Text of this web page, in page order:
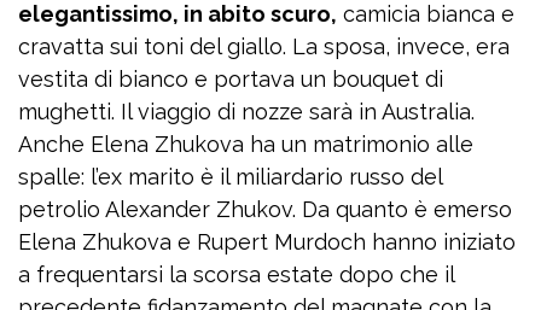
elegantissimo, in abito scuro, camicia bianca e
cravatta sui toni del giallo. La sposa, invece, era
vestita di bianco e portava un bouquet di
mughetti. Il viaggio di nozze sarà in Australia.
Anche Elena Zhukova ha un matrimonio alle
spalle: l’ex marito è il miliardario russo del
petrolio Alexander Zhukov. Da quanto è emerso
Elena Zhukova e Rupert Murdoch hanno iniziato
a frequentarsi la scorsa estate dopo che il